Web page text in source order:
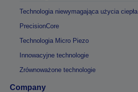
Technologia niewymagająca użycia ciepła
PrecisionCore
Technologia Micro Piezo
Innowacyjne technologie
Zrównoważone technologie
Company